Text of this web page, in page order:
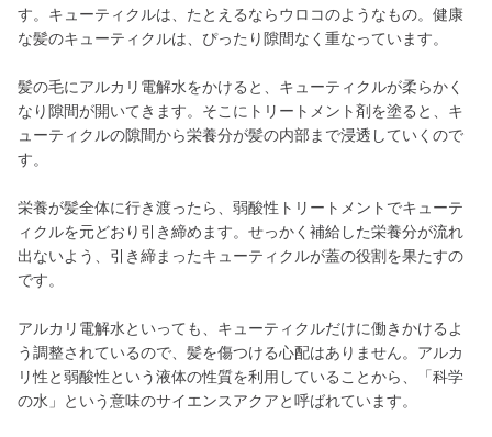
す。キューティクルは、たとえるならウロコのようなもの。健康
な髪のキューティクルは、ぴったり隙間なく重なっています。
髪の毛にアルカリ電解水をかけると、キューティクルが柔らかく
なり隙間が開いてきます。そこにトリートメント剤を塗ると、キ
ューティクルの隙間から栄養分が髪の内部まで浸透していくので
す。
栄養が髪全体に行き渡ったら、弱酸性トリートメントでキューテ
ィクルを元どおり引き締めます。せっかく補給した栄養分が流れ
出ないよう、引き締まったキューティクルが蓋の役割を果たすの
です。
アルカリ電解水といっても、キューティクルだけに働きかけるよ
う調整されているので、髪を傷つける心配はありません。アルカ
リ性と弱酸性という液体の性質を利用していることから、「科学
の水」という意味のサイエンスアクアと呼ばれています。